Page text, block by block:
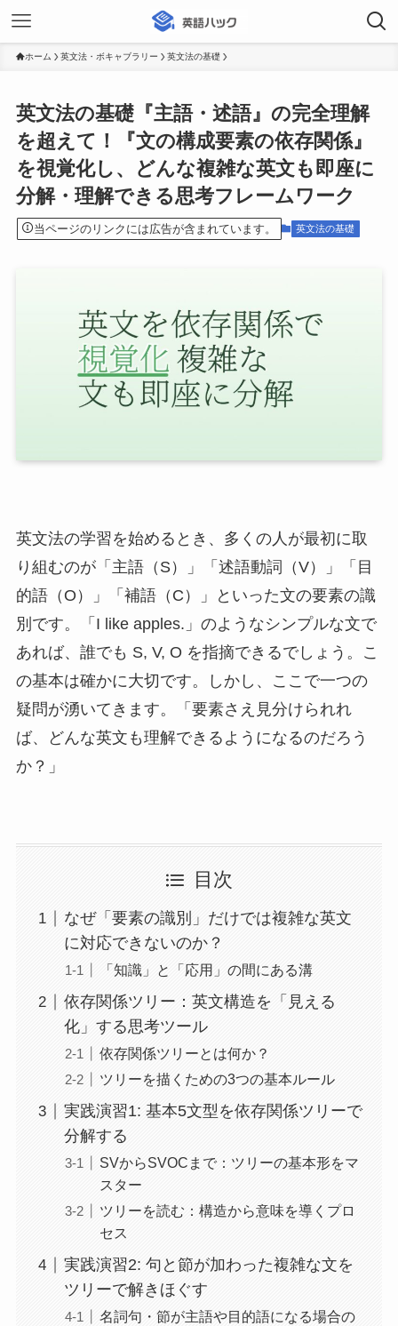
ホーム 英文法・ボキャブラリー 英文法の基礎
英文法の基礎『主語・述語』の完全理解
を超えて！『文の構成要素の依存関係』
を視覚化し、どんな複雑な英文も即座に
分解・理解できる思考フレームワーク
当ページのリンクには広告が含まれています。 英文法の基礎
英文法の学習を始めるとき、多くの人が最初に取
り組むのが「主語（S）」「述語動詞（V）」「目
的語（O）」「補語（C）」といった文の要素の識
別です。「I like apples.」のようなシンプルな文で
あれば、誰でも S, V, O を指摘できるでしょう。こ
の基本は確かに大切です。しかし、ここで一つの
疑問が湧いてきます。「要素さえ見分けられれ
ば、どんな英文も理解できるようになるのだろう
か？」
目次
なぜ「要素の識別」だけでは複雑な英文
に対応できないのか？
「知識」と「応用」の間にある溝
依存関係ツリー：英文構造を「見える
化」する思考ツール
依存関係ツリーとは何か？
ツリーを描くための3つの基本ルール
実践演習1: 基本5文型を依存関係ツリーで
分解する
SVからSVOCまで：ツリーの基本形をマ
スター
ツリーを読む：構造から意味を導くプロ
セス
実践演習2: 句と節が加わった複雑な文を
ツリーで解きほぐす
名詞句・節が主語や目的語になる場合の